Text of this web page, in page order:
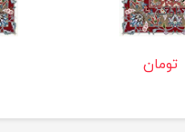
تومان